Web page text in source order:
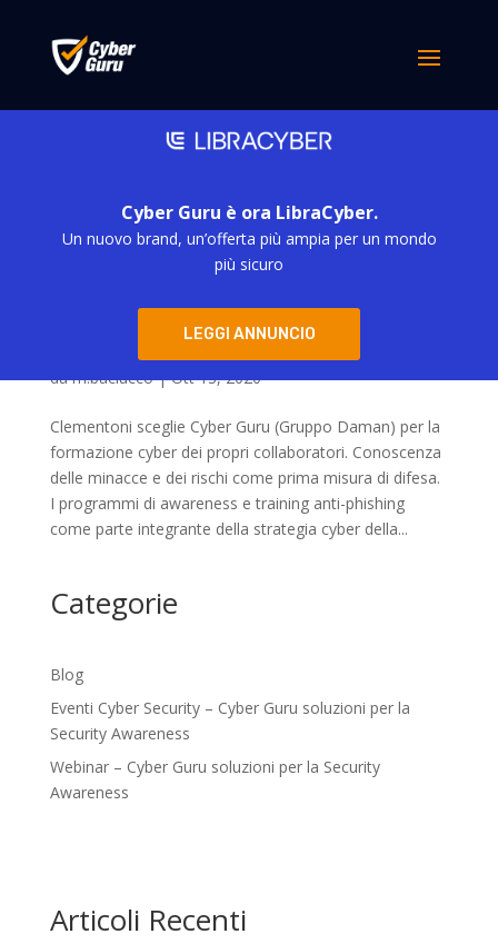
Cyber Guru è ora LibraCyber.
Un nuovo brand, un’offerta più ampia per un mondo
più sicuro
LEGGI ANNUNCIO
Clementoni, la sicurezza si impara (giocando) –
Data Manager
dam.baciucco|Ott 13, 2020
Clementoni sceglie Cyber Guru (Gruppo Daman) per la
formazione cyber dei propri collaboratori. Conoscenza
delle minacce e dei rischi come prima misura di difesa.
I programmi di awareness e training anti-phishing
come parte integrante della strategia cyber della...
Categorie
Blog
Eventi Cyber Security – Cyber Guru soluzioni per la
Security Awareness
Webinar – Cyber Guru soluzioni per la Security
Awareness
Articoli Recenti